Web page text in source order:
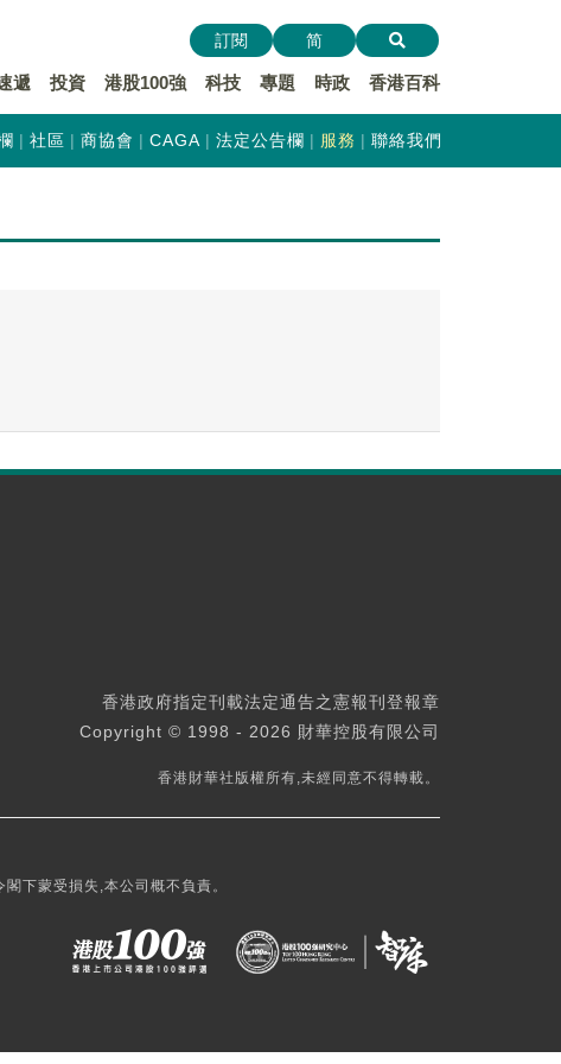
遞 投資 港股100強 科技 專題 時政 香港百科
訂閱 简
社區 商協會 CAGA 法定公告欄 服務 聯絡我們
香港政府指定刊載法定通告之憲報刊登報章
Copyright © 1998 - 2026 財華控股有限公司
香港財華社版權所有,未經同意不得轉載。
下蒙受損失,本公司概不負責。